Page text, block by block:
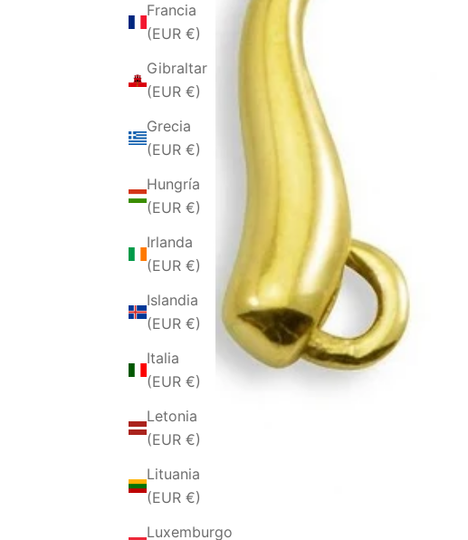
Francia
(EUR €)
Gibraltar
(EUR €)
Grecia
(EUR €)
Hungría
(EUR €)
Irlanda
(EUR €)
Islandia
(EUR €)
Italia
(EUR €)
Letonia
(EUR €)
Lituania
(EUR €)
Luxemburgo